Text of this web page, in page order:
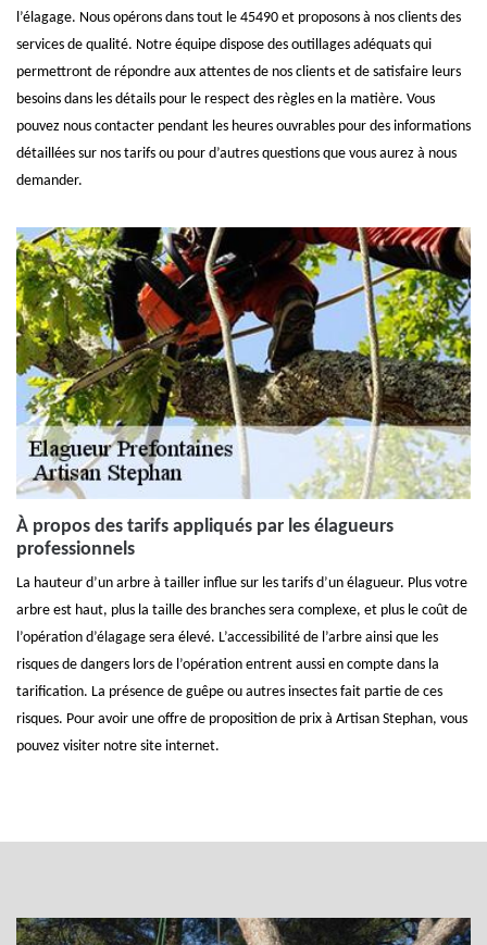
l’élagage. Nous opérons dans tout le 45490 et proposons à nos clients des
services de qualité. Notre équipe dispose des outillages adéquats qui
permettront de répondre aux attentes de nos clients et de satisfaire leurs
besoins dans les détails pour le respect des règles en la matière. Vous
pouvez nous contacter pendant les heures ouvrables pour des informations
détaillées sur nos tarifs ou pour d’autres questions que vous aurez à nous
demander.
À propos des tarifs appliqués par les élagueurs
professionnels
La hauteur d’un arbre à tailler influe sur les tarifs d’un élagueur. Plus votre
arbre est haut, plus la taille des branches sera complexe, et plus le coût de
l’opération d’élagage sera élevé. L’accessibilité de l’arbre ainsi que les
risques de dangers lors de l’opération entrent aussi en compte dans la
tarification. La présence de guêpe ou autres insectes fait partie de ces
risques. Pour avoir une offre de proposition de prix à Artisan Stephan, vous
pouvez visiter notre site internet.